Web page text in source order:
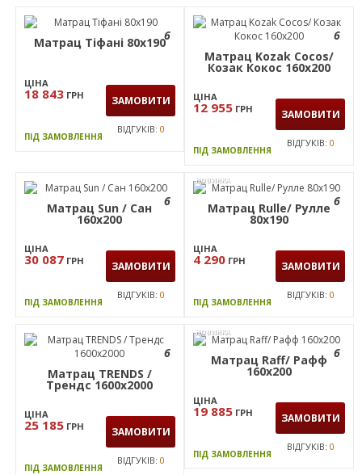
6
Матрац Тіфані 80x190
ЦІНА
18 843 ГРН ЗАМОВИТИ
ПІД ЗАМОВЛЕННЯ
ВІДГУКІВ:0
6
Матрац Kozak Coсos/
Козак Кокос 160х200
ЦІНА
12 955 ГРН ЗАМОВИТИ
ПІД ЗАМОВЛЕННЯ
ВІДГУКІВ: 0
6
Матрац Sun / Сан
160x200
ЦІНА
30 087 ГРН ЗАМОВИТИ
ПІД ЗАМОВЛЕННЯ
ВІДГУКІВ:0
НОВИНКА
6
Матрац Rulle/ Рулле
80х190
ЦІНА
4 290 ГРН ЗАМОВИТИ
ПІД ЗАМОВЛЕННЯ
ВІДГУКІВ: 0
6
Матрац TRENDS /
Трендс 1600х2000
ЦІНА
25 185 ГРН ЗАМОВИТИ
ПІД ЗАМОВЛЕННЯ
ВІДГУКІВ:0
НОВИНКА
6
Матрац Raff/ Рафф
160х200
ЦІНА
19 885 ГРН ЗАМОВИТИ
ПІД ЗАМОВЛЕННЯ
ВІДГУКІВ: 0